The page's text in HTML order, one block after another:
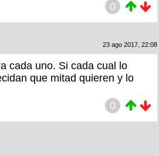
0
23 ago 2017, 22:08
cada uno. Si cada cual lo
que mitad quieren y lo
0